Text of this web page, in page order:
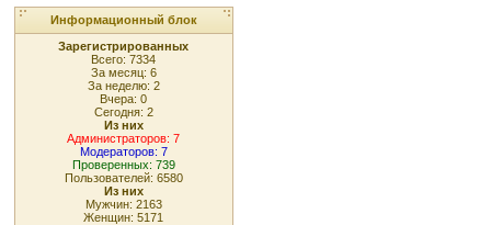
Информационный блок
Зарегистрированных
Всего: 7334
За месяц: 6
За неделю: 2
Вчера: 0
Сегодня: 2
Из них
Администраторов: 7
Модераторов: 7
Проверенных: 739
Пользователей: 6580
Из них
Мужчин: 2163
Женщин: 5171